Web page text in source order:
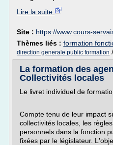
Lire la suite
Site : https://www.cours-
Thèmes liés : formation
direction generale public formation /
La formation des
Collectivités locales
Le livret individuel de
Compte tenu de leur impact
collectivités locales, les
personnels dans la fonction
fixées par le législateur.